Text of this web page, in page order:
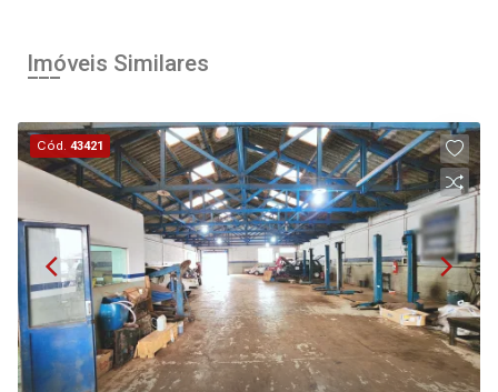
13
Aug/Thu
14
Aug/Fri
15
Aug/Sat
Imóveis Similares
Cód.43421